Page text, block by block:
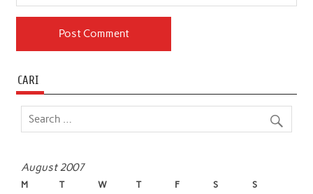
CARI
August 2007
M T W T F S S